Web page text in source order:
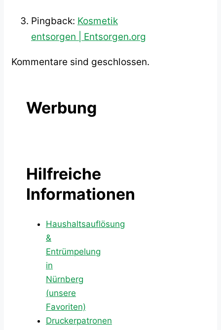
Pingback: Kosmetik
entsorgen | Entsorgen.org
Kommentare sind geschlossen.
Werbung
Hilfreiche
Informationen
Haushaltsauflösung
&
Entrümpelung
in
Nürnberg
(unsere
Favoriten)
Druckerpatronen